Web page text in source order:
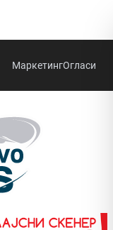
МаркетингОгласи